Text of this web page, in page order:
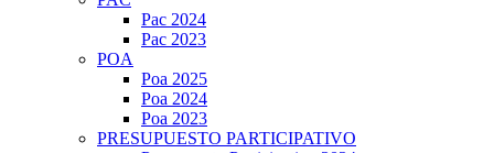
Pac 2024
Pac 2023
POA
Poa 2025
Poa 2024
Poa 2023
PRESUPUESTO PARTICIPATIVO